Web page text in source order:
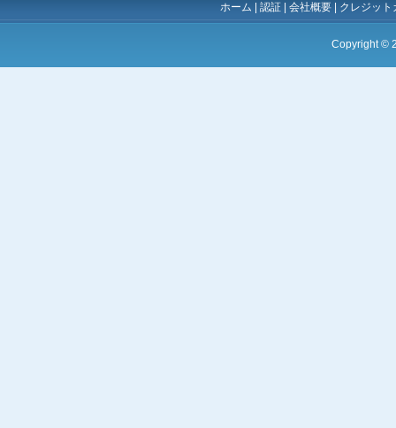
ホーム 認証 会社概要 クレジッ
Copyright ©